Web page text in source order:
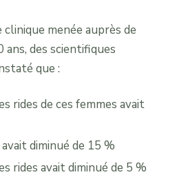
menée auprès de
ans, des scientifiques
que :
rides de ces femmes avait
diminué de 15 %
rides avait diminué de 5 %